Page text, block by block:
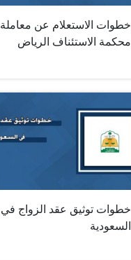
خطوات الاستعلام عن معاملة
محكمة الاستئناف الرياض
خطوات توثيق عقد الزواج في
السعودية